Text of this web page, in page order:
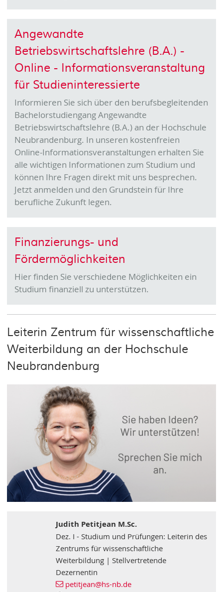
Angewandte
Betriebswirtschaftslehre (B.A.) -
Online - Informationsveranstaltung
für Studieninteressierte
Informieren Sie sich über den berufsbegleitenden
Bachelorstudiengang Angewandte
Betriebswirtschaftslehre (B.A.) an der Hochschule
Neubrandenburg. In unseren kostenfreien
Online-Informationsveranstaltungen erhalten Sie
alle wichtigen Informationen zum Studium und
können Ihre Fragen direkt mit uns besprechen.
Jetzt anmelden und den Grundstein für Ihre
berufliche Zukunft legen.
Finanzierungs- und
Fördermöglichkeiten
Hier finden Sie verschiedene Möglichkeiten ein
Studium finanziell zu unterstützen.
Leiterin Zentrum für wissenschaftliche
Weiterbildung an der Hochschule
Neubrandenburg
Judith Petitjean M.Sc.
Dez. I - Studium und Prüfungen: Leiterin des
Zentrums für wissenschaftliche
Weiterbildung | Stellvertretende
Dezernentin
petitjean@hs-nb.de